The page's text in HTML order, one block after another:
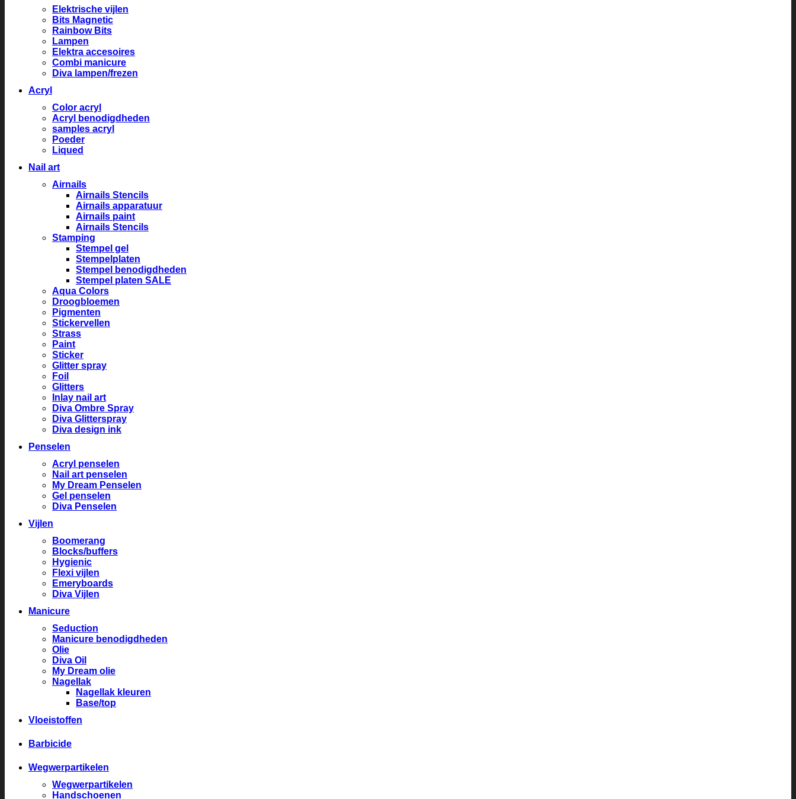
Elektrische vijlen
Bits Magnetic
Rainbow Bits
Lampen
Elektra accesoires
Combi manicure
Diva lampen/frezen
Acryl
Color acryl
Acryl benodigdheden
samples acryl
Poeder
Liqued
Nail art
Airnails
Airnails Stencils
Airnails apparatuur
Airnails paint
Airnails Stencils
Stamping
Stempel gel
Stempelplaten
Stempel benodigdheden
Stempel platen SALE
Aqua Colors
Droogbloemen
Pigmenten
Stickervellen
Strass
Paint
Sticker
Glitter spray
Foil
Glitters
Inlay nail art
Diva Ombre Spray
Diva Glitterspray
Diva design ink
Penselen
Acryl penselen
Nail art penselen
My Dream Penselen
Gel penselen
Diva Penselen
Vijlen
Boomerang
Blocks/buffers
Hygienic
Flexi vijlen
Emeryboards
Diva Vijlen
Manicure
Seduction
Manicure benodigdheden
Olie
Diva Oil
My Dream olie
Nagellak
Nagellak kleuren
Base/top
Vloeistoffen
Barbicide
Wegwerpartikelen
Wegwerpartikelen
Handschoenen